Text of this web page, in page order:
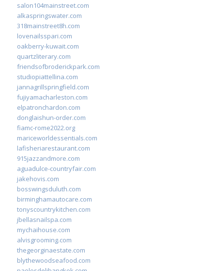
salon104mainstreet.com
alkaspringswater.com
318mainstreet8h.com
lovenailsspari.com
oakberry-kuwait.com
quartzliterary.com
friendsofbroderickpark.com
studiopiattellina.com
jannagrillspringfield.com
fujiyamacharleston.com
elpatronchardon.com
donglaishun-order.com
fiamc-rome2022.org
mariceworldessentials.com
lafisheriarestaurant.com
915jazzandmore.com
aguadulce-countryfair.com
jakehovis.com
bosswingsduluth.com
birminghamautocare.com
tonyscountrykitchen.com
jbellasnailspa.com
mychaihouse.com
alvisgrooming.com
thegeorginaestate.com
blythewoodseafood.com